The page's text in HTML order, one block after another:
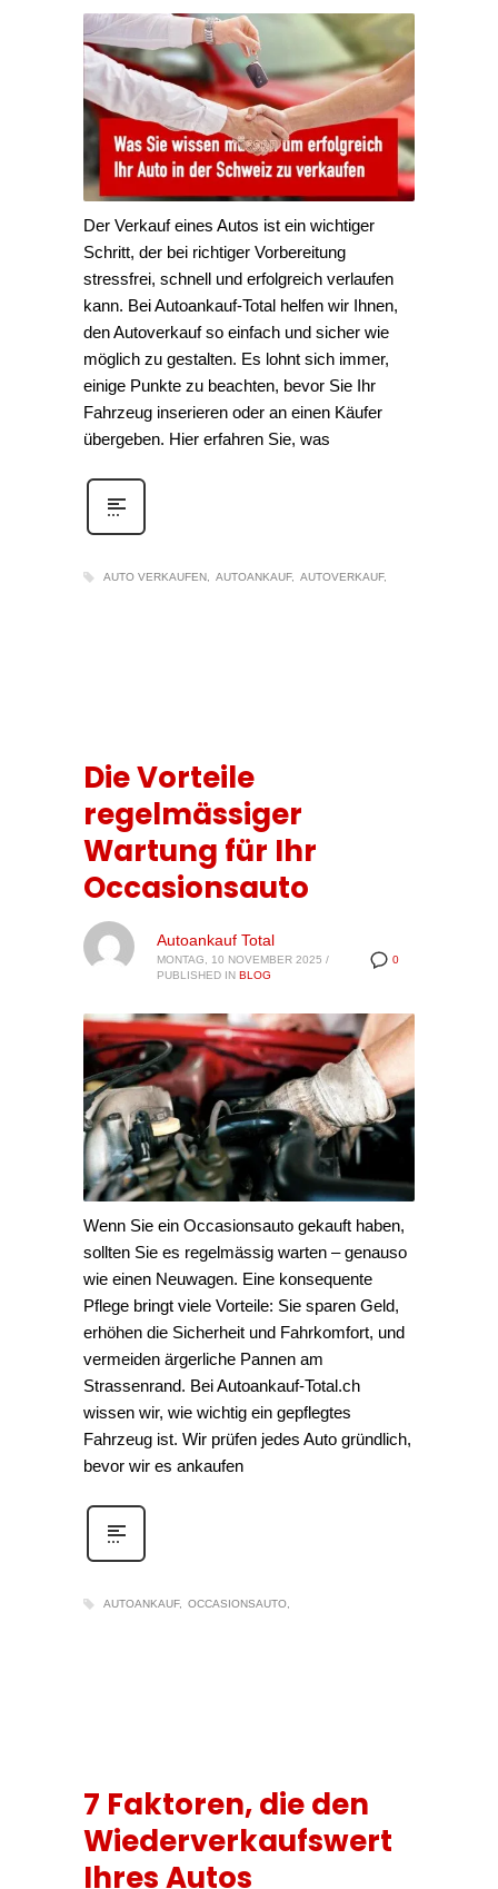
Der Verkauf eines Autos ist ein wichtiger
Schritt, der bei richtiger Vorbereitung
stressfrei, schnell und erfolgreich verlaufen
kann. Bei Autoankauf-Total helfen wir Ihnen,
den Autoverkauf so einfach und sicher wie
möglich zu gestalten. Es lohnt sich immer,
einige Punkte zu beachten, bevor Sie Ihr
Fahrzeug inserieren oder an einen Käufer
übergeben. Hier erfahren Sie, was
AUTO VERKAUFEN AUTOANKAUF AUTOVERKAUF
Die Vorteile
regelmässiger
Wartung für Ihr
Occasionsauto
0
Autoankauf Total
MONTAG, 10 NOVEMBER 2025 /
PUBLISHED IN BLOG
Wenn Sie ein Occasionsauto gekauft haben,
sollten Sie es regelmässig warten – genauso
wie einen Neuwagen. Eine konsequente
Pflege bringt viele Vorteile: Sie sparen Geld,
erhöhen die Sicherheit und Fahrkomfort, und
vermeiden ärgerliche Pannen am
Strassenrand. Bei Autoankauf-Total.ch
wissen wir, wie wichtig ein gepflegtes
Fahrzeug ist. Wir prüfen jedes Auto gründlich,
bevor wir es ankaufen
AUTOANKAUF OCCASIONSAUTO
7 Faktoren, die den
Wiederverkaufswert
Ihres Autos